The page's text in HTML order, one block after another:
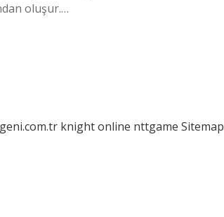
oluşur.…
knight online nttgame Sitemap